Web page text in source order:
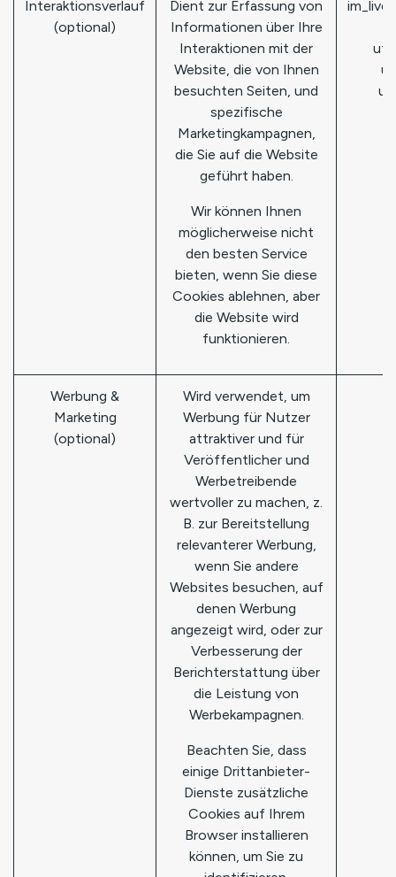
Interaktionsverlauf
(optional)
Dient zur Erfassung von
Informationen über Ihre
Interaktionen mit der
Website, die von Ihnen
besuchten Seiten, und
spezifische
Marketingkampagnen,
die Sie auf die Website
geführt haben.
Wir können Ihnen
möglicherweise nicht
den besten Service
bieten, wenn Sie diese
Cookies ablehnen, aber
die Website wird
funktionieren.
Werbung &
Marketing
(optional)
Wird verwendet, um
Werbung für Nutzer
attraktiver und für
Veröffentlicher und
Werbetreibende
wertvoller zu machen, z.
B. zur Bereitstellung
relevanterer Werbung,
wenn Sie andere
Websites besuchen, auf
denen Werbung
angezeigt wird, oder zur
Verbesserung der
Berichterstattung über
die Leistung von
Werbekampagnen.
Beachten Sie, dass
einige Drittanbieter-
Dienste zusätzliche
Cookies auf Ihrem
Browser installieren
können, um Sie zu